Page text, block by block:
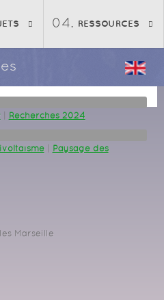
RESSOURCES
| Recherches 2024
| Paysage des
Marseille